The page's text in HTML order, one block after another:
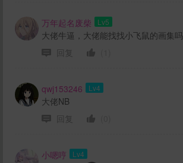
万年起名废柴 Lv5
大佬牛逼，大佬能找找小飞鼠的画集吗
回复
qwj153246 Lv4
大佬NB
回复
小嗯哼 Lv4